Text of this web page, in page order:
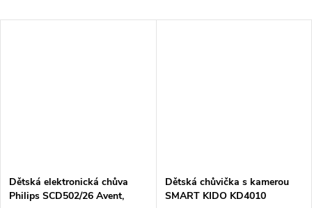
Dětská elektronická chůva
Philips SCD502/26 Avent,
Dětská chůvička s kamerou
SMART KIDO KD4010